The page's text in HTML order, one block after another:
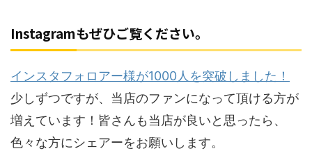
Instagramもぜひご覧ください。
インスタフォロアー様が1000人を突破しました！
少しずつですが、当店のファンになって頂ける方が
増えています！皆さんも当店が良いと思ったら、
色々な方にシェアーをお願いします。